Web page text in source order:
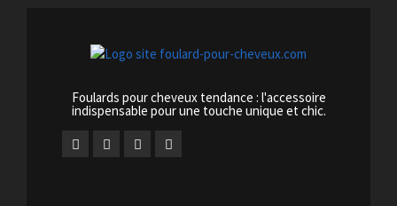
Foulards pour cheveux tendance : l'accessoire
indispensable pour une touche unique et chic.